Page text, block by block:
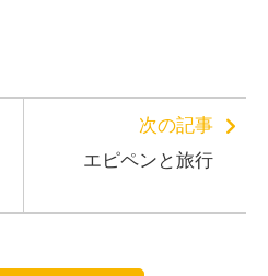
次の記事
エピペンと旅行